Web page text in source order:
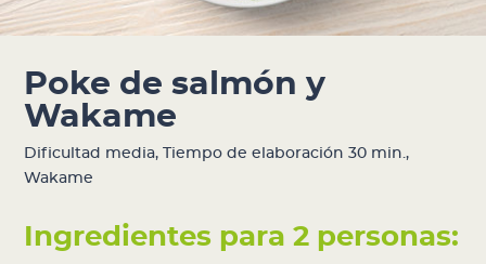
Poke de salmón y
Wakame
Dificultad media,Tiempo de elaboración 30 min.,
Wakame
Ingredientes para 2 personas: